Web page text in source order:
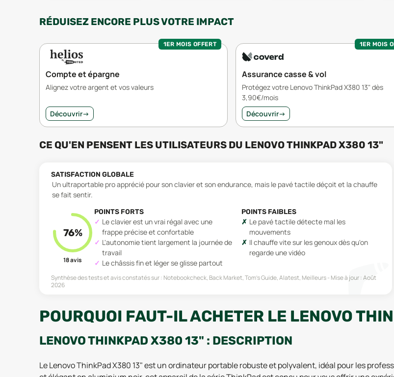
RÉDUISEZ ENCORE PLUS VOTRE IMPACT
1ER MOIS OFFERT
Compte et épargne
Alignez votre argent et vos valeurs
Découvrir→
1ER MOIS
Assurance casse & vol
Protégez votre Lenovo ThinkPad X380 13" dès
3,90€/mois
Découvrir→
CE QU'EN PENSENT LES UTILISATEURS DU LENOVO THINKPAD X380 13"
SATISFACTION GLOBALE
Un ultraportable pro apprécié pour son clavier et son endurance, mais le pavé tactile déçoit et la chauffe
se fait sentir.
76%
18avis
POINTS FORTS
Le clavier est un vrai régal avec une
frappe précise et confortable
L'autonomie tient largement la journée de
travail
Le châssis fin et léger se glisse partout
POINTS FAIBLES
Le pavé tactile détecte mal les
mouvements
Il chauffe vite sur les genoux dès qu'on
regarde une vidéo
Synthèse des tests et avis constatés sur : Notebookcheck, Back Market, Tom's Guide, Alatest, Meilleurs Mise à jour :Août
2026
POURQUOI FAUT-IL ACHETER LE LENOVO
LENOVO THINKPAD X380 13" : DESCRIPTION
Le Lenovo ThinkPad X380 13" est un ordinateur portable robuste et polyvalent, idéal pour les